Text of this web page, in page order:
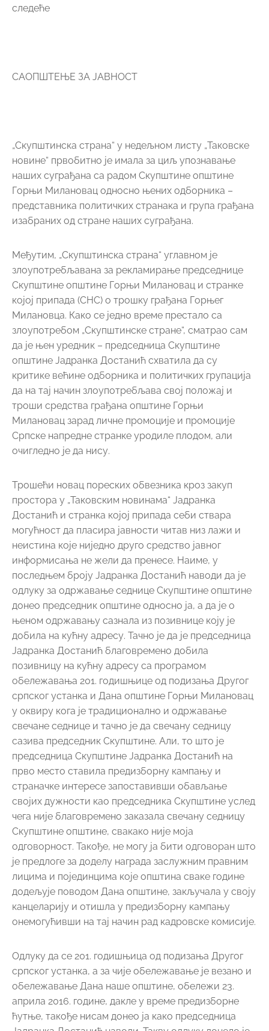
следеће
САОПШТЕЊЕ ЗА ЈАВНОСТ
„Скупштинска страна“ у недељном листу „Таковске
новине“ првобитно је имала за циљ упознавање
наших суграђана са радом Скупштине општине
Горњи Милановац односно њених одборника –
представника политичких странака и група грађана
изабраних од стране наших суграђана.
Међутим, „Скупштинска страна“ углавном је
злоупотребљавана за рекламирање председнице
Скупштине општине Горњи Милановац и странке
којој припада (СНС) о трошку грађана Горњег
Милановца. Како се једно време престало са
злоупотребом „Скупштинске стране“, сматрао сам
да је њен уредник – председница Скупштине
општине Јадранка Достанић схватила да су
критике већине одборника и политичких групација
да на тај начин злоупотребљава свој положај и
троши средства грађана општине Горњи
Милановац зарад личне промоције и промоције
Српске напредне странке уродиле плодом, али
очигледно је да нису.
Трошећи новац пореских обвезника кроз закуп
простора у „Таковским новинама“ Јадранка
Достанић и странка којој припада себи ствара
могућност да пласира јавности читав низ лажи и
неистина које ниједно друго средство јавног
информисања не жели да пренесе. Наиме, у
последњем броју Јадранка Достанић наводи да је
одлуку за одржавање седнице Скупштине општине
донео председник општине односно ја, а да је о
њеном одржавању сазнала из позивнице коју је
добила на кућну адресу. Тачно је да је председница
Јадранка Достанић благовремено добила
позивницу на кућну адресу са програмом
обележавања 201. годишњице од подизања Другог
српског устанка и Дана општине Горњи Милановац
у оквиру кога је традиционално и одржавање
свечане седнице и тачно је да свечану седницу
сазива председник Скупштине. Али, то што је
председница Скупштине Јадранка Достанић на
прво место ставила предизборну кампању и
страначке интересе запоставивши обављање
својих дужности као председника Скупштине услед
чега није благовремено заказала свечану седницу
Скупштине општине, свакако није моја
одговорност. Такође, не могу ја бити одговоран што
је предлоге за доделу награда заслужним правним
лицима и појединцима које општина сваке године
додељује поводом Дана општине, закључала у своју
канцеларију и отишла у предизборну кампању
онемогућивши на тај начин рад кадровске комисије.
Одлуку да се 201. годишњица од подизања Другог
српског устанка, а за чије обележавање је везано и
обележавање Дана наше општине, обележи 23.
априла 2016. године, дакле у време предизборне
ћутње, такође нисам донео ја како председница